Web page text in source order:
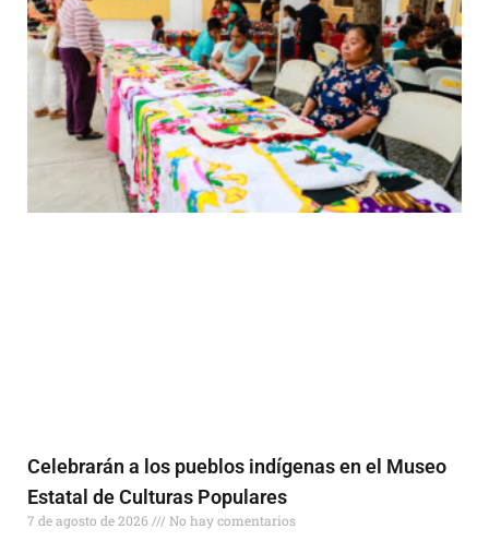
Celebrarán a los pueblos indígenas en el Museo
Estatal de Culturas Populares
7 de agosto de 2026 No hay comentarios